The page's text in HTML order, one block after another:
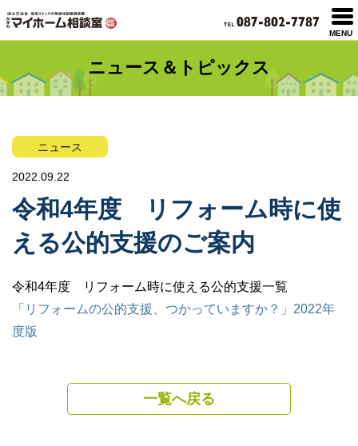
MENU
ニュース＆トピックス
ニュース
2022.09.22
令和4年度 リフォーム時に使
える公的支援のご案内
令和4年度 リフォーム時に使える公的支援一覧
「リフォームの公的支援、つかっていますか？」2022年
度版
一覧へ戻る